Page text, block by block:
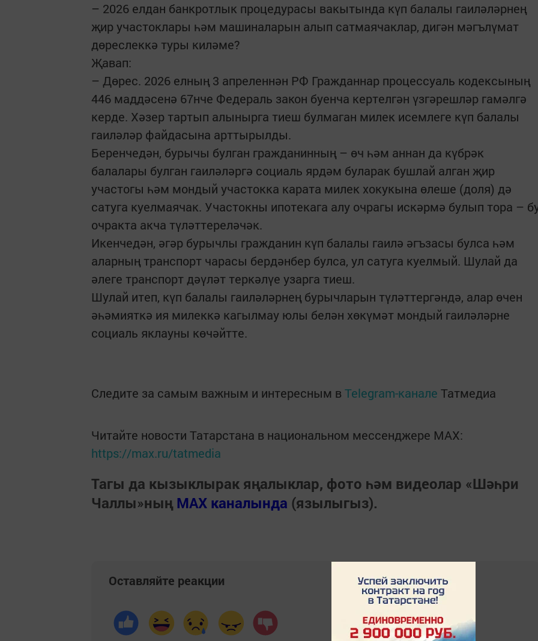
– 2026 елдан банкротлык процедурасы вакытында күп балалы гаиләләрнең
җир участоклары һәм машиналарын алып сатмаячаклар, дигән мәгълүмат
дөреслеккә туры киләме?
Җавап:
– Дөрес. 2026 елның 3 апреленнән РФ Гражданнар процессуаль кодексының
446 маддәсенә 67нче Федераль закон буенча кертелгән үзгәрешләр гамәлгә
керде. Хәзер тартып алынырга тиеш булмаган милек исемлеге күп балалы
гаиләләр файдасына арттырылды.
Беренчедән, бурычы булган гражданинның – өч һәм аннан да күбрәк
балалары булган гаиләләргә социаль ярдәм буларак бушлай алган җир
участогы һәм мондый участокка карата милек хокукына өлеше (доля) дә
сатуга куелмаячак. Участокны ипотекага алу очрагы искәрмә булып тора –
очракта акча түләттереләчәк.
Икенчедән, әгәр бурычлы гражданин күп балалы гаилә әгъзасы булса һәм
аларның транспорт чарасы бердәнбер булса, ул сатуга куелмый. Шулай да
әлеге транспорт дәүләт теркәлүе узарга тиеш.
Шулай итеп, күп балалы гаиләләрнең бурычларын түләттергәндә, алар өчен
әһәмияткә ия милеккә кагылмау юлы белән хөкүмәт мондый гаиләләрне
социаль яклауны көчәйтте.
Следите за самым важным и интересным в Telegram-канале Татмедиа
Читайте новости Татарстана в национальном мессенджере MАХ:
https://max.ru/tatmedia
Тагы да кызыклырак яңалыклар, фото һәм видеолар «Шәһри
Чаллы»ның MAX каналында (язылыгыз).
Оставляйте реакции